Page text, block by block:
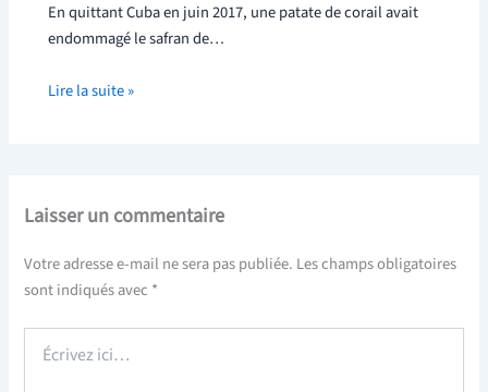
En quittant Cuba en juin 2017, une patate de corail avait
endommagé le safran de…
Lire la suite »
Laisser un commentaire
Votre adresse e-mail ne sera pas publiée. Les champs obligatoires
sont indiqués avec *
ici…